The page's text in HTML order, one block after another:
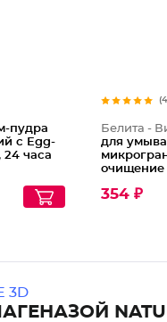
пудра
с Egg-
часа
Белита -
для
очищение
354 ₽
3D